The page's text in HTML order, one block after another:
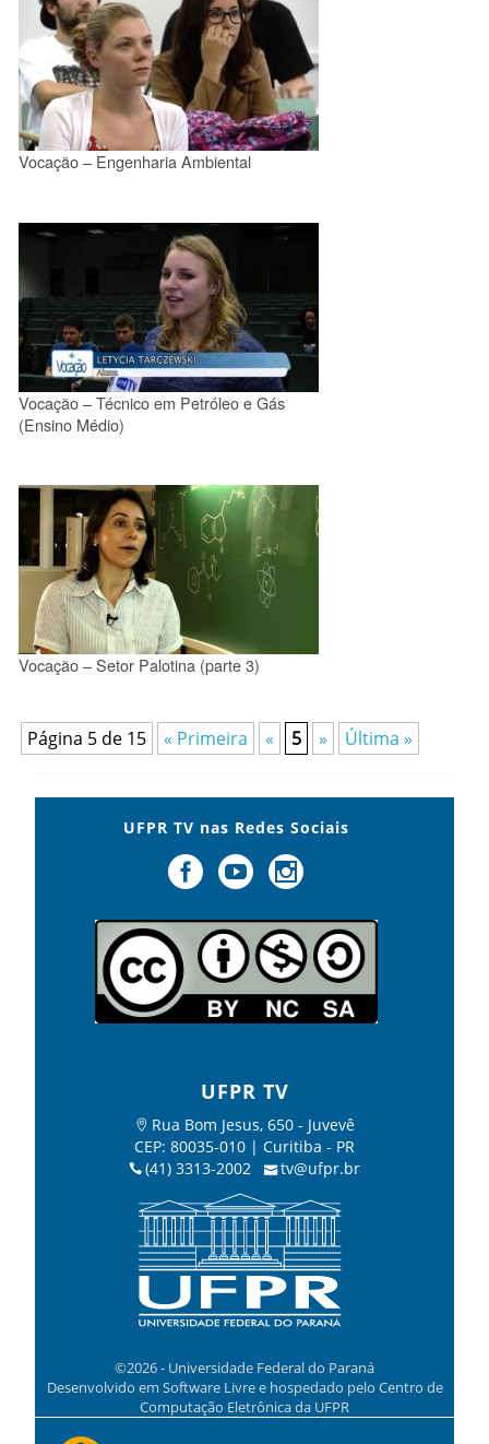
Vocação – Engenharia Ambiental
Vocação – Técnico em Petróleo e Gás
(Ensino Médio)
Vocação – Setor Palotina (parte 3)
Página 5 de 15 « Primeira « 5 » Última »
UFPR TV nas Redes Sociais
UFPR TV
Rua Bom Jesus, 650 - Juvevê
CEP: 80035-010 | Curitiba - PR
(41) 3313-2002
tv@ufpr.br
©2026 - Universidade Federal do Paraná
Desenvolvido em Software Livre e hospedado pelo Centro de
Computação Eletrônica da UFPR